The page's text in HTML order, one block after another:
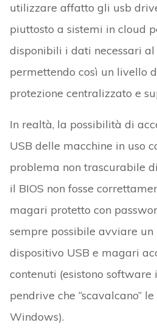
utilizzare affatto gli usb
piuttosto a sistemi in cloud
disponibili i dati necessari al
permettendo così un livello
protezione centralizzato e
In realtà, la possibilità di
USB delle macchine in uso
problema non trascurabile
il BIOS non fosse
magari protetto con
sempre possibile avviare un
dispositivo USB e magari
contenuti (esistono software
pendrive che “scavalcano”
Windows).